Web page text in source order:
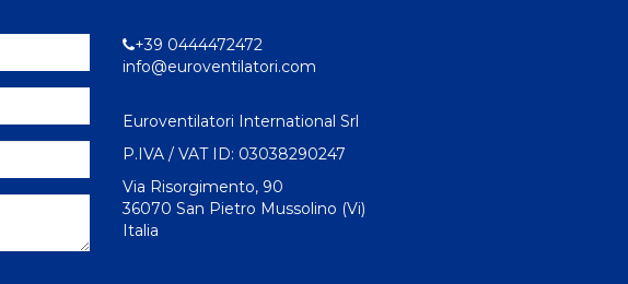
+39 0444472472
info@euroventilatori.com
Euroventilatori International Srl
P.IVA / VAT ID: 03038290247
Via Risorgimento, 90
36070 San Pietro Mussolino (Vi)
Italia